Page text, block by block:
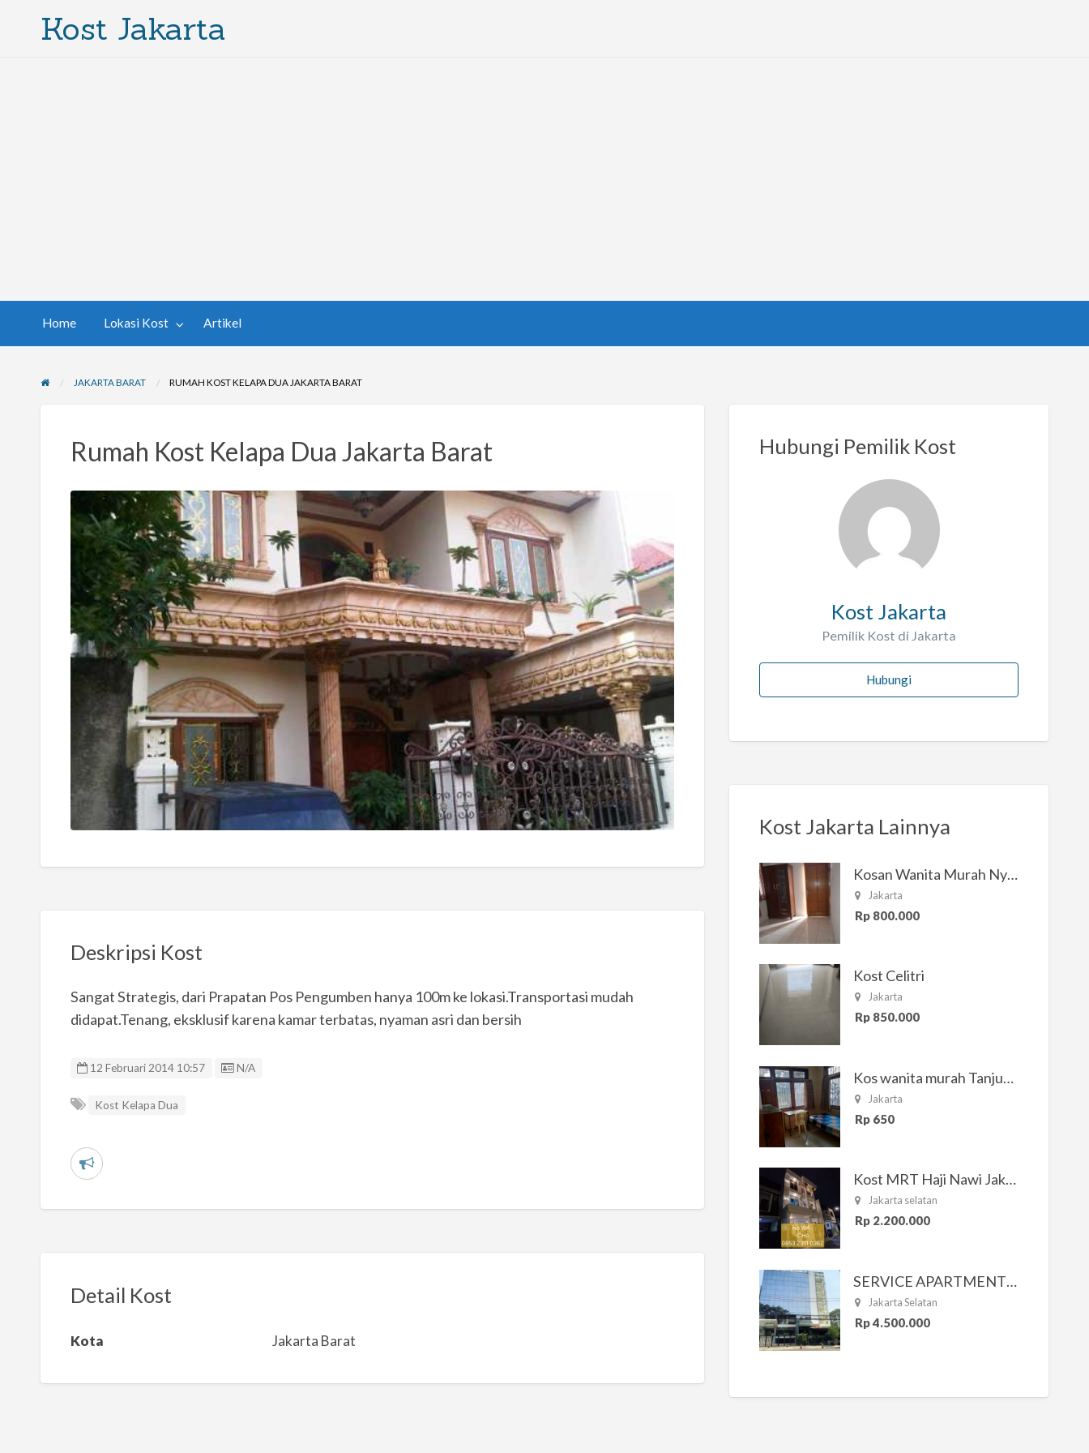
Kost Jakarta
Home Lokasi Kost Artikel
JAKARTA BARAT RUMAH KOST KELAPA DUA JAKARTA BARAT
Rumah Kost Kelapa Dua Jakarta Barat
Deskripsi Kost
Sangat Strategis, dari Prapatan Pos Pengumben hanya 100m ke lokasi.Transportasi mudah
didapat.Tenang, eksklusif karena kamar terbatas, nyaman asri dan bersih
12 Februari 2014 10:57 Listing ID
N/A
Kost Kelapa Dua
L
a
m
Detail Kost
Kota Jakarta Barat
Hubungi Pemilik Kost
Kost Jakarta
Pemilik Kost di Jakarta
Hubungi
Kost Jakarta Lainnya
Kosan Wanita Murah Nyaman di Jakarta Selatan
Jakarta
Rp 800.000
Kost Celitri
Jakarta
Rp 850.000
Kos wanita murah Tanjung Duren Jakarta Barat
Jakarta
Rp 650
Kost MRT Haji Nawi Jakarta Selatan
Jakarta selatan
Rp 2.200.000
SERVICE APARTMENT SOUTH RESIDENCE
Jakarta Selatan
Rp 4.500.000